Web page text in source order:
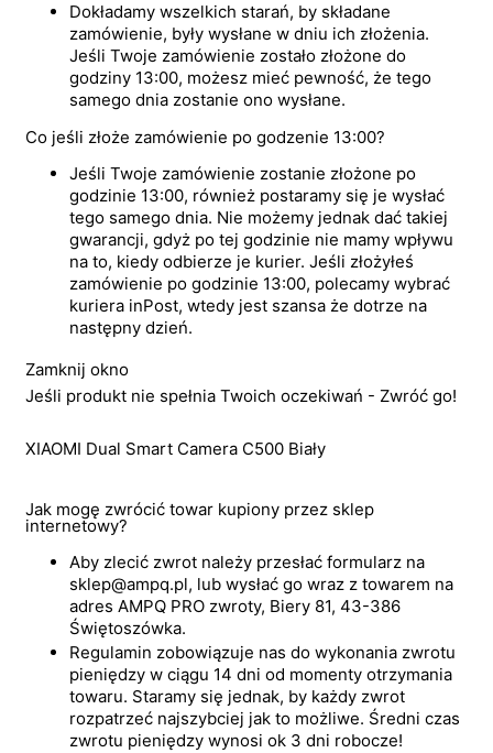
Dokładamy wszelkich starań, by składane
zamówienie, były wysłane w dniu ich złożenia.
Jeśli Twoje zamówienie zostało złożone do
godziny 13:00, możesz mieć pewność, że tego
samego dnia zostanie ono wysłane.
Co jeśli złoże zamówienie po godzenie 13:00?
Jeśli Twoje zamówienie zostanie złożone po
godzinie 13:00, również postaramy się je wysłać
tego samego dnia. Nie możemy jednak dać takiej
gwarancji, gdyż po tej godzinie nie mamy wpływu
na to, kiedy odbierze je kurier. Jeśli złożyłeś
zamówienie po godzinie 13:00, polecamy wybrać
kuriera inPost, wtedy jest szansa że dotrze na
następny dzień.
Zamknij okno
Jeśli produkt nie spełnia Twoich oczekiwań - Zwróć go!
XIAOMI Dual Smart Camera C500 Biały
Jak mogę zwrócić towar kupiony przez sklep
internetowy?
Aby zlecić zwrot należy przesłać formularz na
sklep@ampq.pl, lub wysłać go wraz z towarem na
adres AMPQ PRO zwroty, Biery 81, 43-386
Świętoszówka.
Regulamin zobowiązuje nas do wykonania zwrotu
pieniędzy w ciągu 14 dni od momenty otrzymania
towaru. Staramy się jednak, by każdy zwrot
rozpatrzeć najszybciej jak to możliwe. Średni czas
zwrotu pieniędzy wynosi ok 3 dni robocze!